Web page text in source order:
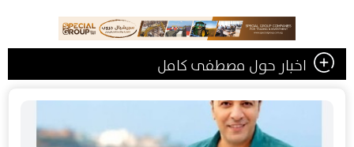
اخبار حول مصطفى كامل